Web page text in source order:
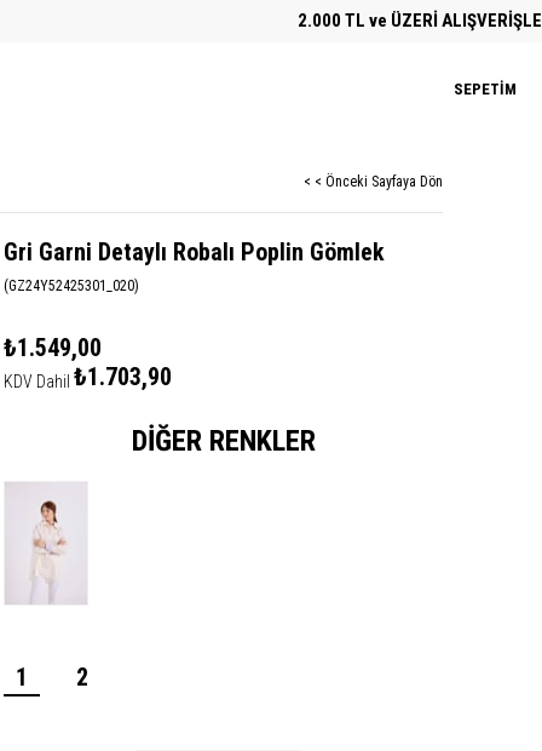
2.000 TL ve ÜZERİ
SEPETIM
< < Önceki Sayfaya Dön
Gri Garni Detaylı Robalı Poplin Gömlek
(GZ24Y52425301_020)
₺1.549,00
KDV Dahil ₺1.703,90
DIĞER RENKLER
1 2